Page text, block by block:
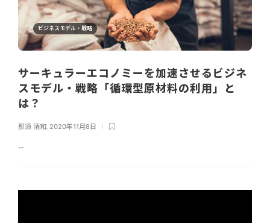
ビジネスモデル・戦略
サーキュラーエコノミーを加速させるビジネ
スモデル・戦略「循環型原材料の利用」と
は？
那須 清和 2020年11月8日
...